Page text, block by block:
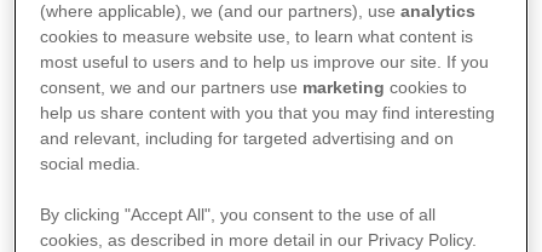
Det här är statistik som gäller en större grupp. För
en enskild person är det inte möjligt att förutsäga om
eller när symtomen på sjukdomen kommer att visa
sig. En del får de första symtomen redan i ung
sjukdomen efter 60 års ålder. .
(where applicable), we (and our partners), useanalytics
cookies to measure website use, to learn what content is
most useful to users and to help us improve our site. If you
consent, we and our partners use marketing cookies to
help us share content with you that you may find interesting
and relevant, including for targeted advertising and on
social media.
By clicking "Accept All", you consent to the use of all
cookies, as described in more detail in our Privacy Policy.